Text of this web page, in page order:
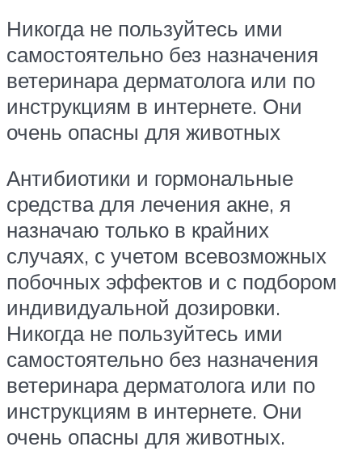
Никогда не пользуйтесь ими
самостоятельно без назначения
ветеринара дерматолога или по
инструкциям в интернете. Они
очень опасны для животных
Антибиотики и гормональные
средства для лечения акне, я
назначаю только в крайних
случаях, с учетом всевозможных
побочных эффектов и с подбором
индивидуальной дозировки.
Никогда не пользуйтесь ими
самостоятельно без назначения
ветеринара дерматолога или по
инструкциям в интернете. Они
очень опасны для животных.